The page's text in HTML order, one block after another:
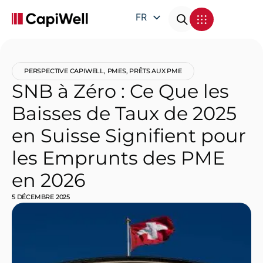
FR
IT
PERSPECTIVE CAPIWELL, PMES, PRÊTS AUX PME
SNB à Zéro : Ce Que les
Baisses de Taux de 2025
en Suisse Signifient pour
les Emprunts des PME
en 2026
5 DÉCEMBRE 2025